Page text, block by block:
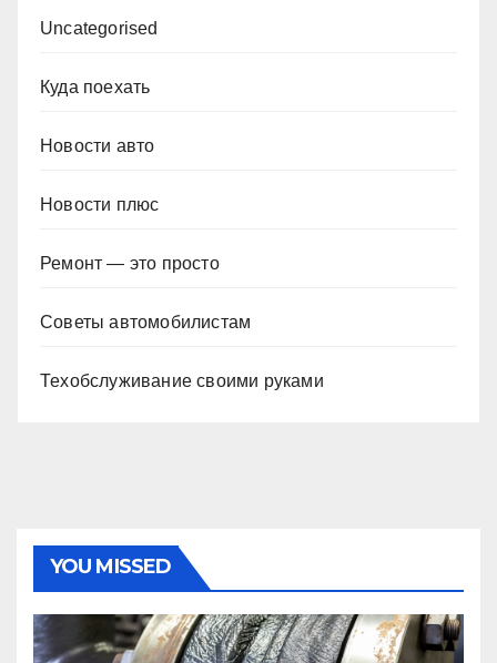
Uncategorised
Куда поехать
Новости авто
Новости плюс
Ремонт — это просто
Советы автомобилистам
Техобслуживание своими руками
YOU MISSED